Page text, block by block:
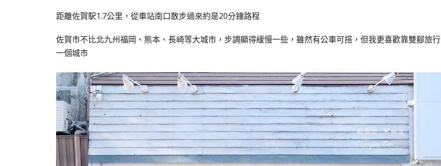
距離佐賀駅1.7公里，從車站南口散步過來約是20分鐘路程
佐賀市不比北九州福岡、熊本、長崎等大城市，步調顯得緩慢一些，雖然有公車可搭，但我更喜歡靠雙腳旅行
一個城市